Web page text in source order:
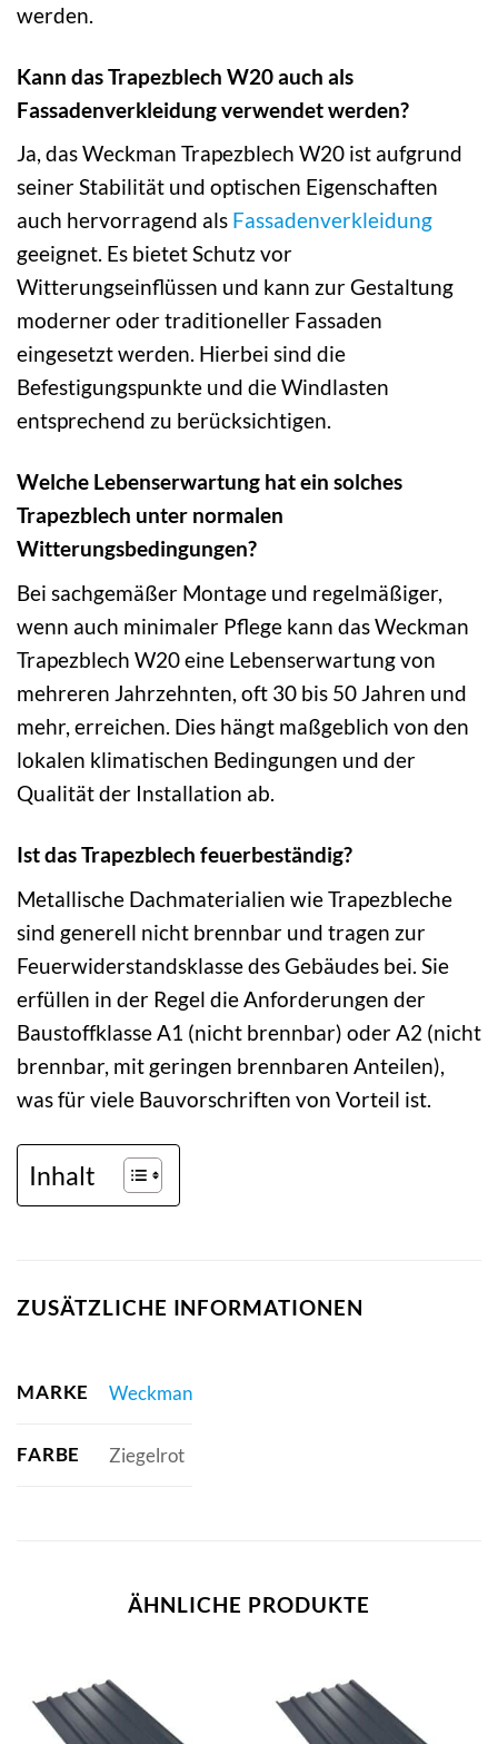
werden.
Kann das Trapezblech W20 auch als
Fassadenverkleidung verwendet werden?
Ja, das Weckman Trapezblech W20 ist aufgrund
seiner Stabilität und optischen Eigenschaften
auch hervorragend als Fassadenverkleidung
geeignet. Es bietet Schutz vor
Witterungseinflüssen und kann zur Gestaltung
moderner oder traditioneller Fassaden
eingesetzt werden. Hierbei sind die
Befestigungspunkte und die Windlasten
entsprechend zu berücksichtigen.
Welche Lebenserwartung hat ein solches
Trapezblech unter normalen
Witterungsbedingungen?
Bei sachgemäßer Montage und regelmäßiger,
wenn auch minimaler Pflege kann das Weckman
Trapezblech W20 eine Lebenserwartung von
mehreren Jahrzehnten, oft 30 bis 50 Jahren und
mehr, erreichen. Dies hängt maßgeblich von den
lokalen klimatischen Bedingungen und der
Qualität der Installation ab.
Ist das Trapezblech feuerbeständig?
Metallische Dachmaterialien wie Trapezbleche
sind generell nicht brennbar und tragen zur
Feuerwiderstandsklasse des Gebäudes bei. Sie
erfüllen in der Regel die Anforderungen der
Baustoffklasse A1 (nicht brennbar) oder A2 (nicht
brennbar, mit geringen brennbaren Anteilen),
was für viele Bauvorschriften von Vorteil ist.
Inhalt
ZUSÄTZLICHE INFORMATIONEN
MARKE Weckman
FARBE Ziegelrot
ÄHNLICHE PRODUKTE